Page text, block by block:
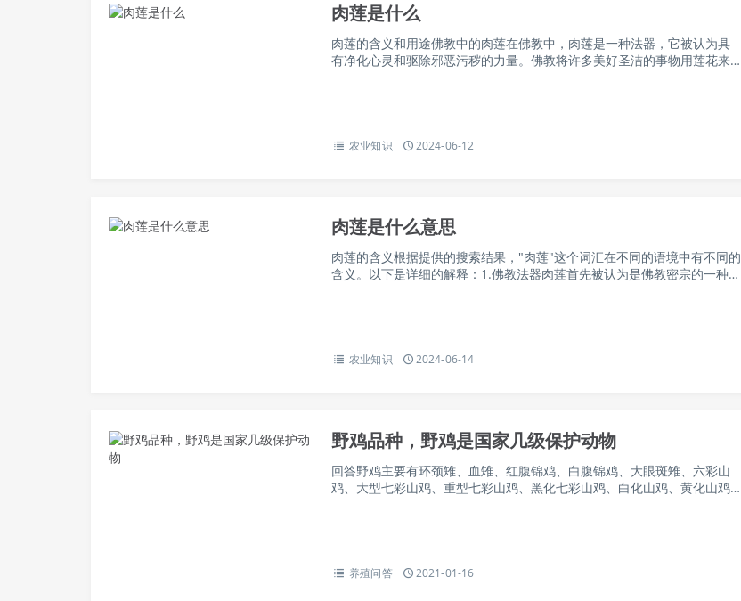
肉莲是什么
肉莲的含义和用途佛教中的肉莲在佛教中，肉莲是一种法器，它被认为具
有净化心灵和驱除邪恶污秽的力量。佛教将许多美好圣洁的事物用莲花来
农业知识 2024-06-12
肉莲是什么意思
肉莲的含义根据提供的搜索结果，"肉莲"这个词汇在不同的语境中有不同的
含义。以下是详细的解释：1.佛教法器肉莲首先被认为是佛教密宗的一种法
农业知识 2024-06-14
野鸡品种，野鸡是国家几级保护动物
回答野鸡主要有环颈雉、血雉、红腹锦鸡、白腹锦鸡、大眼斑雉、六彩山
鸡、大型七彩山鸡、重型七彩山鸡、黑化七彩山鸡、白化山鸡、黄化山鸡
养殖问答 2021-01-16